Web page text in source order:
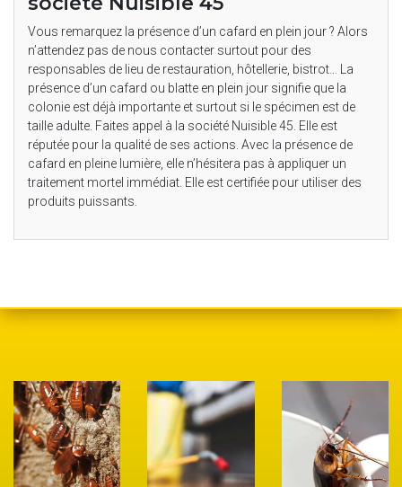
Vous remarquez la présence d’un cafard en plein jour ? Alors
n’attendez pas de nous contacter surtout pour des
responsables de lieu de restauration, hôtellerie, bistrot… La
présence d’un cafard ou blatte en plein jour signifie que la
colonie est déjà importante et surtout si le spécimen est de
taille adulte. Faites appel à la société Nuisible 45. Elle est
réputée pour la qualité de ses actions. Avec la présence de
cafard en pleine lumière, elle n’hésitera pas à appliquer un
traitement mortel immédiat. Elle est certifiée pour utiliser des
produits puissants.